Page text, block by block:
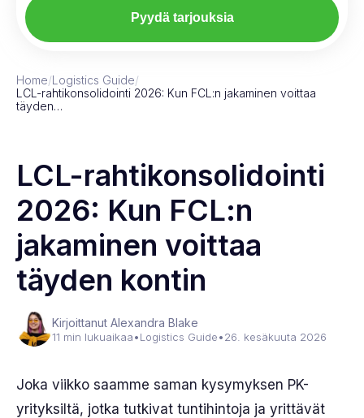
Pyydä tarjouksia
Home/Logistics Guide/
LCL-rahtikonsolidointi 2026: Kun FCL:n jakaminen voittaa
täyden…
LCL-rahtikonsolidointi
2026: Kun FCL:n
jakaminen voittaa
täyden kontin
Kirjoittanut Alexandra Blake
11 min lukuaikaa•Logistics Guide•26. kesäkuuta 2026
Joka viikko saamme saman kysymyksen PK-
yrityksiltä, jotka tutkivat tuntihintoja ja yrittävät